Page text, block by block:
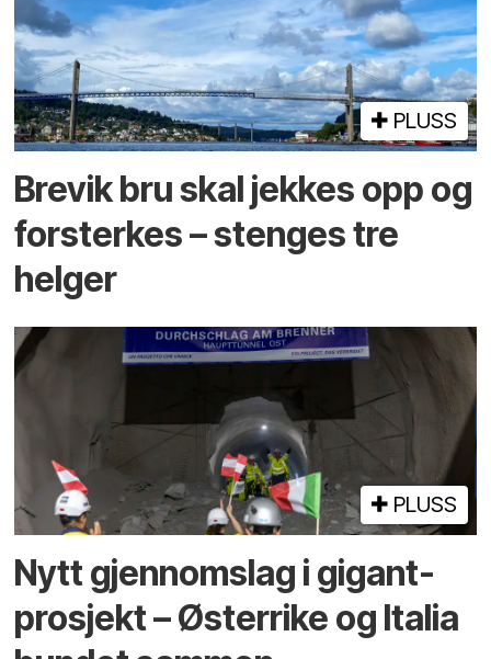
PLUSS
Brevik bru skal jekkes opp og
forsterkes – stenges tre
helger
PLUSS
Nytt gjennomslag i gigant­
prosjekt – Østerrike og Italia